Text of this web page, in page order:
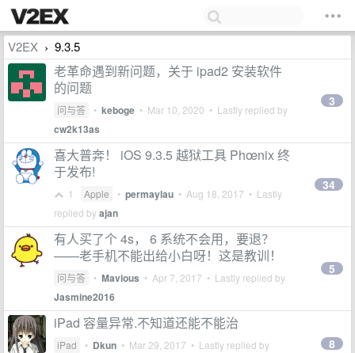
V2EX › 9.3.5
老革命遇到新问题，关于 ipad2 安装软件
的问题
问与答 • keboge • Mar 10, 2020 • Lastly replied by
cw2k13as
3
喜大普奔！ iOS 9.3.5 越狱工具 Phœnix 终
于发布!
1 Apple • permaylau • Aug 18, 2017 • Lastly
replied byajan
34
有人买了个 4s， 6 系统不会用，要退？
——老手机不能出给小白呀！这是教训！
问与答 • Mavious • Apr 7, 2017 • Lastly replied by
Jasmine2016
5
iPad 容量异常.不知道还能不能治
iPad • Dkun • Mar 29, 2017 • Lastly replied by 8